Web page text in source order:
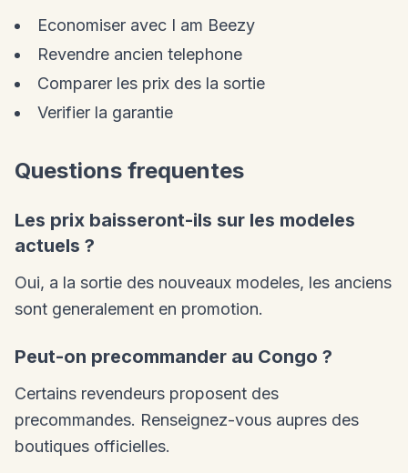
Economiser avec I am Beezy
Revendre ancien telephone
Comparer les prix des la sortie
Verifier la garantie
Questions frequentes
Les prix baisseront-ils sur les modeles
actuels ?
Oui, a la sortie des nouveaux modeles, les anciens
sont generalement en promotion.
Peut-on precommander au Congo ?
Certains revendeurs proposent des
precommandes. Renseignez-vous aupres des
boutiques officielles.